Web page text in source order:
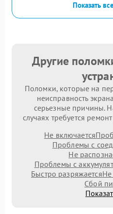
Показать
Другие
Поломки, которые на
неисправность
серьезные причины.
случаях требуется
Не включается
Проблемы с
Не
Проблемы с
Быстро разряжаетсяНе
Сбой